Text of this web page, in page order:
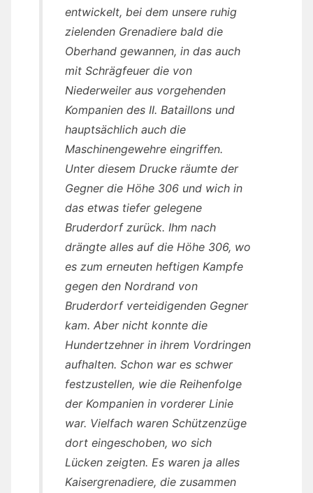
entwickelt, bei dem unsere ruhig
zielenden Grenadiere bald die
Oberhand gewannen, in das auch
mit Schrägfeuer die von
Niederweiler aus vorgehenden
Kompanien des II. Bataillons und
hauptsächlich auch die
Maschinengewehre eingriffen.
Unter diesem Drucke räumte der
Gegner die Höhe 306 und wich in
das etwas tiefer gelegene
Bruderdorf zurück. Ihm nach
drängte alles auf die Höhe 306, wo
es zum erneuten heftigen Kampfe
gegen den Nordrand von
Bruderdorf verteidigenden Gegner
kam. Aber nicht konnte die
Hundertzehner in ihrem Vordringen
aufhalten. Schon war es schwer
festzustellen, wie die Reihenfolge
der Kompanien in vorderer Linie
war. Vielfach waren Schützenzüge
dort eingeschoben, wo sich
Lücken zeigten. Es waren ja alles
Kaisergrenadiere, die zusammen